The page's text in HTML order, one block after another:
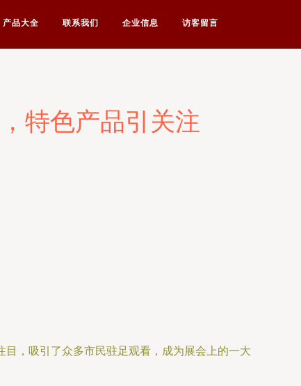
产品大全 联系我们 企业信息 访客留言
特色产品引关注
，吸引了众多市民驻足观看，成为展会上的一大